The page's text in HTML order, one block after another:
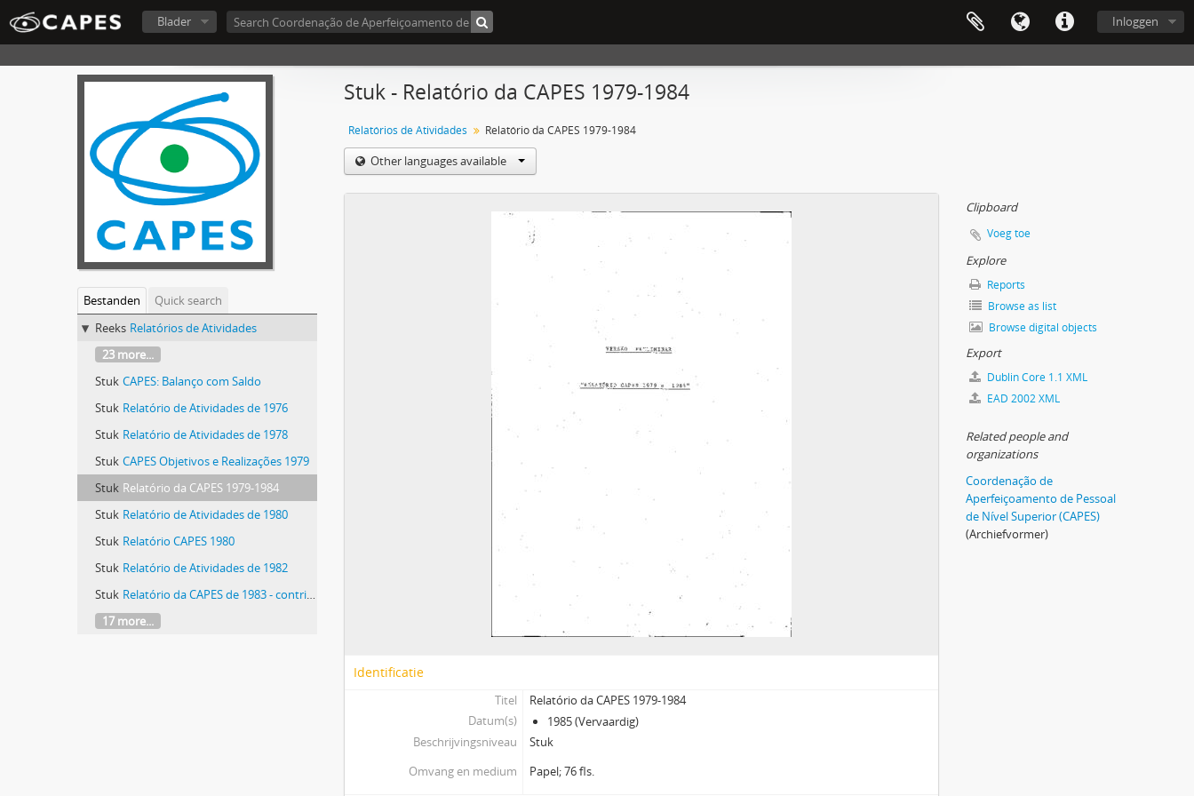
Inloggen
Blader
Bestanden
Quick search
Reeks Relatórios de Atividades
23 more...
Stuk CAPES: Balanço com Saldo
Stuk Relatório de Atividades de 1976
Stuk Relatório de Atividades de 1978
Stuk CAPES Objetivos e Realizações 1979
Stuk Relatório da CAPES 1979-1984
Stuk Relatório de Atividades de 1980
Stuk Relatório CAPES 1980
Stuk Relatório de Atividades de 1982
Stuk Relatório da CAPES de 1983 - contribuições recebidas
17 more...
Stuk - Relatório da CAPES 1979-1984
Relatórios de Atividades Relatório da CAPES 1979-1984
Other languages available
Identificatie
Titel
Relatório da CAPES 1979-1984
Datum(s)
1985 (Vervaardig)
Beschrijvingsniveau
Stuk
Omvang en medium
Papel; 76 fls.
Clipboard
Voeg toe
Explore
Reports
Browse as list
Browse digital objects
Export
Dublin Core 1.1 XML
EAD 2002 XML
Related people and
organizations
Coordenação de
Aperfeiçoamento de Pessoal
de Nível Superior (CAPES)
(Archiefvormer)